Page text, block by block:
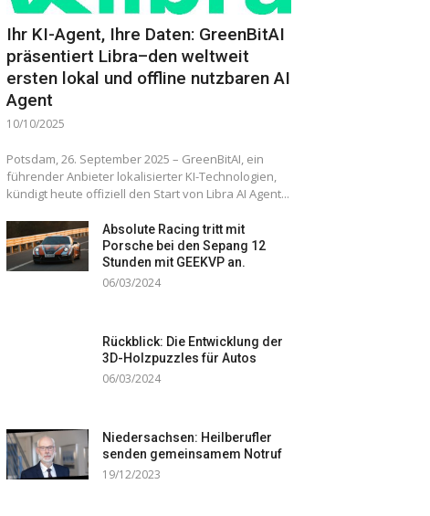
Ihr KI-Agent, Ihre Daten: GreenBitAI
präsentiert Libra–den weltweit
ersten lokal und offline nutzbaren AI
Agent
10/10/2025
Potsdam, 26. September 2025 – GreenBitAI, ein
führender Anbieter lokalisierter KI-Technologien,
kündigt heute offiziell den Start von Libra AI Agent...
Absolute Racing tritt mit
Porsche bei den Sepang 12
Stunden mit GEEKVP an.
06/03/2024
Rückblick: Die Entwicklung der
3D-Holzpuzzles für Autos
06/03/2024
Niedersachsen: Heilberufler
senden gemeinsamem Notruf
19/12/2023